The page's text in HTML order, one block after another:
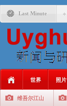
Last Minute
世界 照片
维吾尔江山